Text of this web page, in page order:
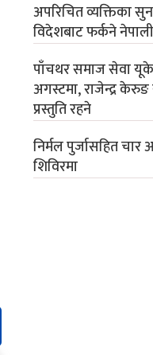
अपरिचित व्यक्तिका
विदेशबाट फर्कने
पाँचथर समाज सेवा
अगस्टमा, राजेन्द्र
प्रस्तुति रहने
निर्मल पुर्जासहित
शिविरमा